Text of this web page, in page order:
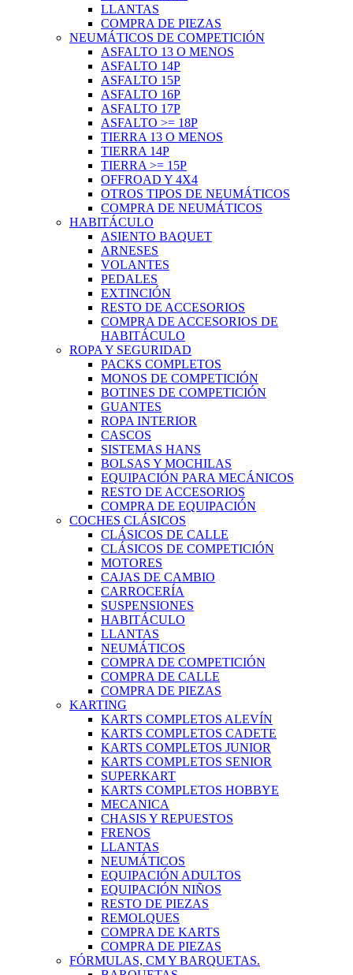
LLANTAS
COMPRA DE PIEZAS
NEUMÁTICOS DE COMPETICIÓN
ASFALTO 13 O MENOS
ASFALTO 14P
ASFALTO 15P
ASFALTO 16P
ASFALTO 17P
ASFALTO >= 18P
TIERRA 13 O MENOS
TIERRA 14P
TIERRA >= 15P
OFFROAD Y 4X4
OTROS TIPOS DE NEUMÁTICOS
COMPRA DE NEUMÁTICOS
HABITÁCULO
ASIENTO BAQUET
ARNESES
VOLANTES
PEDALES
EXTINCIÓN
RESTO DE ACCESORIOS
COMPRA DE ACCESORIOS DE
HABITÁCULO
ROPA Y SEGURIDAD
PACKS COMPLETOS
MONOS DE COMPETICIÓN
BOTINES DE COMPETICIÓN
GUANTES
ROPA INTERIOR
CASCOS
SISTEMAS HANS
BOLSAS Y MOCHILAS
EQUIPACIÓN PARA MECÁNICOS
RESTO DE ACCESORIOS
COMPRA DE EQUIPACIÓN
COCHES CLÁSICOS
CLÁSICOS DE CALLE
CLÁSICOS DE COMPETICIÓN
MOTORES
CAJAS DE CAMBIO
CARROCERÍA
SUSPENSIONES
HABITÁCULO
LLANTAS
NEUMÁTICOS
COMPRA DE COMPETICIÓN
COMPRA DE CALLE
COMPRA DE PIEZAS
KARTING
KARTS COMPLETOS ALEVÍN
KARTS COMPLETOS CADETE
KARTS COMPLETOS JUNIOR
KARTS COMPLETOS SENIOR
SUPERKART
KARTS COMPLETOS HOBBYE
MECANICA
CHASIS Y REPUESTOS
FRENOS
LLANTAS
NEUMÁTICOS
EQUIPACIÓN ADULTOS
EQUIPACIÓN NIÑOS
RESTO DE PIEZAS
REMOLQUES
COMPRA DE KARTS
COMPRA DE PIEZAS
FÓRMULAS, CM Y BARQUETAS.